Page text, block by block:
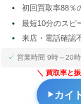
初回買取率88％
最短10分のスピ
来店・電話確認
営業時間 9時～20時
買取率と
カイ